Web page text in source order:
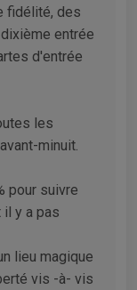
fidélité, des
entrée
d'entrée
les
minuit.
pour suivre
il y a pas
lieu magique
vis -à- vis